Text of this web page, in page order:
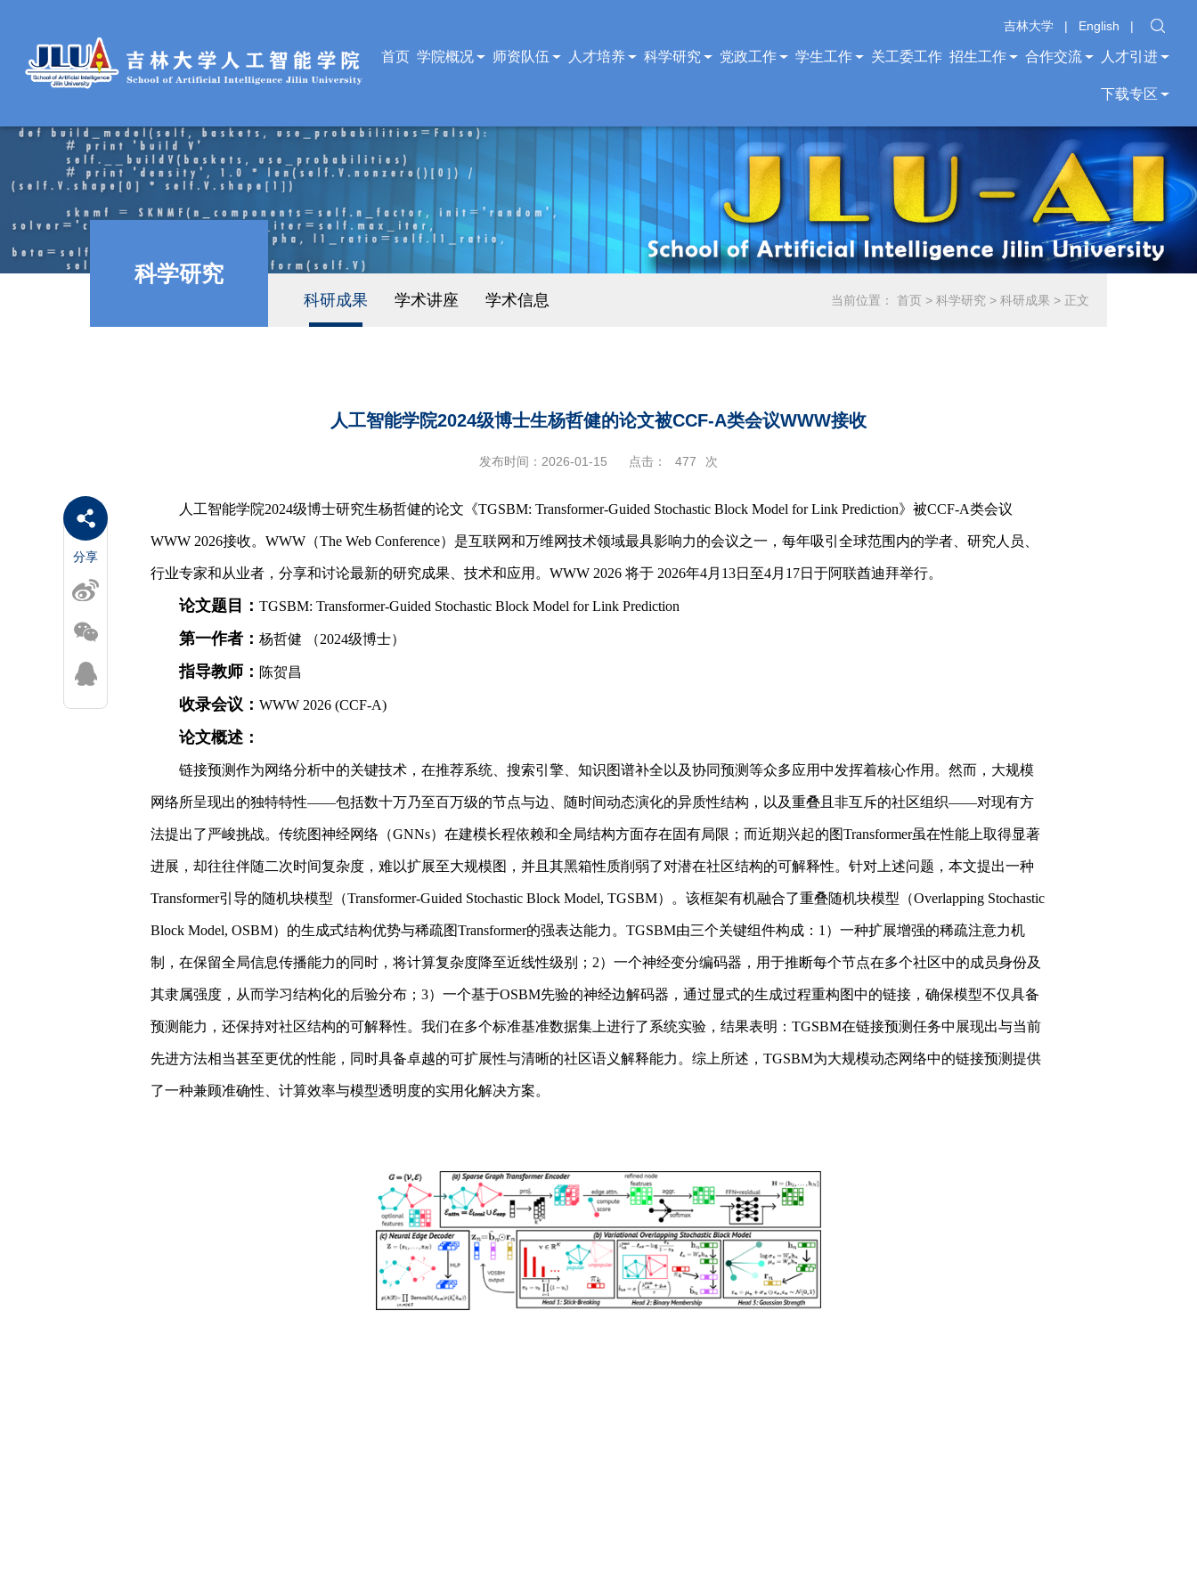
吉林大学 | English |
首页 学院概况 师资队伍 人才培养 科学研究 党政工作 学生工作 关工委工作 招生工作 合作交流 人才引进
下载专区
科学研究
科研成果 学术讲座 学术信息 当前位置：首页 >科学研究 >科研成果 > 正文
人工智能学院2024级博士生杨哲健的论文被CCF-A类会议WWW接收
发布时间：2026-01-15 点击： 477 次
分享
人工智能学院2024级博士研究生杨哲健的论文《TGSBM: Transformer-Guided Stochastic Block Model for Link Prediction》被CCF-A类会议
WWW 2026接收。WWW（The Web Conference）是互联网和万维网技术领域最具影响力的会议之一，每年吸引全球范围内的学者、研究人员、
行业专家和从业者，分享和讨论最新的研究成果、技术和应用。WWW 2026 将于 2026年4月13日至4月17日于阿联酋迪拜举行。
论文题目：TGSBM: Transformer-Guided Stochastic Block Model for Link Prediction
第一作者：杨哲健 （2024级博士）
指导教师： 陈贺昌
收录会议：WWW 2026 (CCF-A)
论文概述：
链接预测作为网络分析中的关键技术，在推荐系统、搜索引擎、知识图谱补全以及协同预测等众多应用中发挥着核心作用。然而，大规模
网络所呈现出的独特特性——包括数十万乃至百万级的节点与边、随时间动态演化的异质性结构，以及重叠且非互斥的社区组织——对现有方
法提出了严峻挑战。传统图神经网络（GNNs）在建模长程依赖和全局结构方面存在固有局限；而近期兴起的图Transformer虽在性能上取得显著
进展，却往往伴随二次时间复杂度，难以扩展至大规模图，并且其黑箱性质削弱了对潜在社区结构的可解释性。针对上述问题，本文提出一种
Transformer引导的随机块模型（Transformer-Guided Stochastic Block Model, TGSBM）。该框架有机融合了重叠随机块模型（Overlapping Stochastic
Block Model, OSBM）的生成式结构优势与稀疏图Transformer的强表达能力。TGSBM由三个关键组件构成：1）一种扩展增强的稀疏注意力机
制，在保留全局信息传播能力的同时，将计算复杂度降至近线性级别；2）一个神经变分编码器，用于推断每个节点在多个社区中的成员身份及
其隶属强度，从而学习结构化的后验分布；3）一个基于OSBM先验的神经边解码器，通过显式的生成过程重构图中的链接，确保模型不仅具备
预测能力，还保持对社区结构的可解释性。我们在多个标准基准数据集上进行了系统实验，结果表明：TGSBM在链接预测任务中展现出与当前
先进方法相当甚至更优的性能，同时具备卓越的可扩展性与清晰的社区语义解释能力。综上所述，TGSBM为大规模动态网络中的链接预测提供
了一种兼顾准确性、计算效率与模型透明度的实用化解决方案。